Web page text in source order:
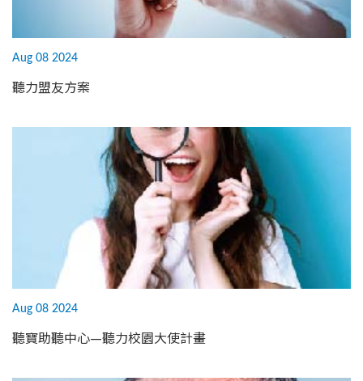
Aug 08 2024
聽力盟友方案
Aug 08 2024
聽寶助聽中心—聽力校園大使計畫